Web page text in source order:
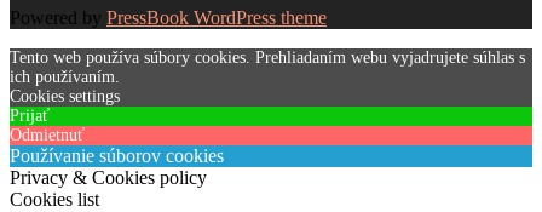
Powered by PressBook WordPress theme
Tento web používa súbory cookies. Prehliadaním webu vyjadrujete súhlas s
ich používaním.
Cookies settings
Prijať
Odmietnuť
Používanie súborov cookies
Privacy & Cookies policy
Cookies list